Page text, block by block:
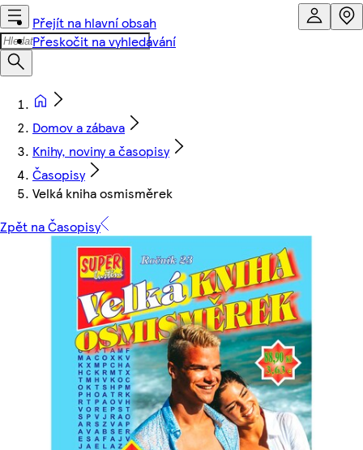
Přejít na hlavní obsah
Přeskočit na vyhledávání
Domov a zábava
Knihy, noviny a časopisy
Časopisy
Velká kniha osmisměrek
Zpět na Časopisy